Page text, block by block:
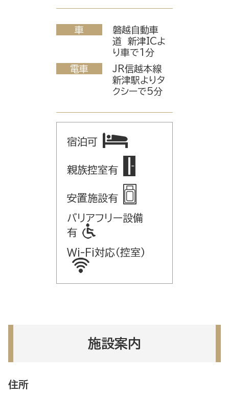
車
磐越自動車
道 新津ICよ
り車で1分
電車
JR信越本線
新津駅よりタ
クシーで5分
宿泊可
親族控室有
安置施設有
バリアフリー設備
有
Wi-Fi対応（控室）
施設案内
住所